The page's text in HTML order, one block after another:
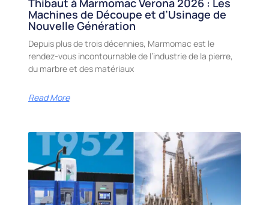
Thibaut à Marmomac Verona 2026 : Les
Machines de Découpe et d’Usinage de
Nouvelle Génération
Depuis plus de trois décennies, Marmomac est le
rendez-vous incontournable de l’industrie de la pierre,
du marbre et des matériaux
Read More